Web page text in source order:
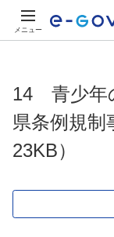
メニュー
14 青少年
県条例規
23KB）